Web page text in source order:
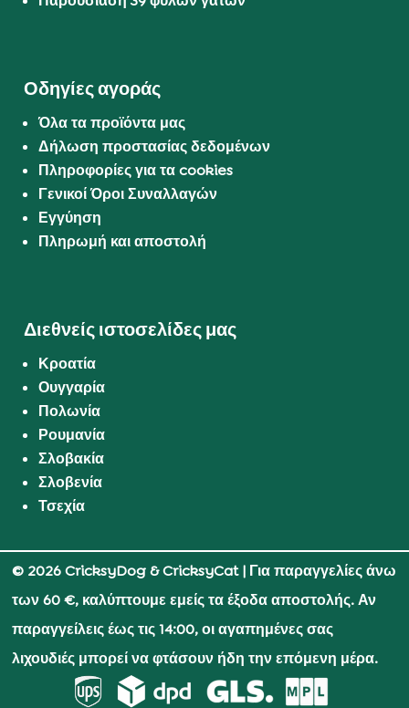
Οδηγίες αγοράς
Όλα τα προϊόντα μας
Δήλωση προστασίας δεδομένων
Πληροφορίες για τα cookies
Γενικοί Όροι Συναλλαγών
Εγγύηση
Πληρωμή και αποστολή
Διεθνείς ιστοσελίδες μας
Κροατία
Ουγγαρία
Πολωνία
Ρουμανία
Σλοβακία
Σλοβενία
Τσεχία
© 2026 CricksyDog & CricksyCat| Για παραγγελίες άνω
των 60 €, καλύπτουμε εμείς τα έξοδα αποστολής. Αν
παραγγείλεις έως τις 14:00, οι αγαπημένες σας
λιχουδιές μπορεί να φτάσουν ήδη την επόμενη μέρα.